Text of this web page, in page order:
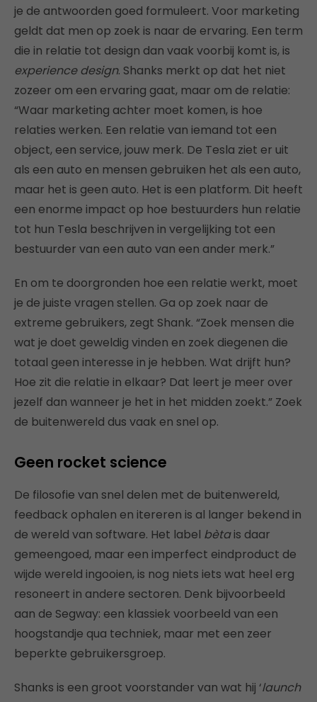
je de antwoorden goed formuleert. Voor marketing
geldt dat men op zoek is naar de ervaring. Een term
die in relatie tot design dan vaak voorbij komt is, is
experience design. Shanks merkt op dat het niet
zozeer om een ervaring gaat, maar om de relatie:
“Waar marketing achter moet komen, is hoe
relaties werken. Een relatie van iemand tot een
object, een service, jouw merk. De Tesla ziet er uit
als een auto en mensen gebruiken het als een auto,
maar het is geen auto. Het is een platform. Dit heeft
een enorme impact op hoe bestuurders hun relatie
tot hun Tesla beschrijven in vergelijking tot een
bestuurder van een auto van een ander merk.”
En om te doorgronden hoe een relatie werkt, moet
je de juiste vragen stellen. Ga op zoek naar de
extreme gebruikers, zegt Shank. “Zoek mensen die
wat je doet geweldig vinden en zoek diegenen die
totaal geen interesse in je hebben. Wat drijft hun?
Hoe zit die relatie in elkaar? Dat leert je meer over
jezelf dan wanneer je het in het midden zoekt.” Zoek
de buitenwereld dus vaak en snel op.
Geen rocket science
De filosofie van snel delen met de buitenwereld,
feedback ophalen en itereren is al langer bekend in
de wereld van software. Het label bètais daar
gemeengoed, maar een imperfect eindproduct de
wijde wereld ingooien, is nog niets iets wat heel erg
resoneert in andere sectoren. Denk bijvoorbeeld
aan de Segway: een klassiek voorbeeld van een
hoogstandje qua techniek, maar met een zeer
beperkte gebruikersgroep.
Shanks is een groot voorstander van wat hij ‘launch